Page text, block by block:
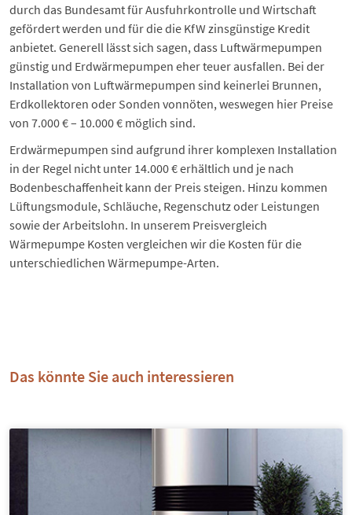
durch das Bundesamt für Ausfuhrkontrolle und Wirtschaft
gefördert werden und für die die KfW zinsgünstige Kredit
anbietet. Generell lässt sich sagen, dass Luftwärmepumpen
günstig und Erdwärmepumpen eher teuer ausfallen. Bei der
Installation von Luftwärmepumpen sind keinerlei Brunnen,
Erdkollektoren oder Sonden vonnöten, weswegen hier Preise
von 7.000 € – 10.000 € möglich sind.
Erdwärmepumpen sind aufgrund ihrer komplexen Installation
in der Regel nicht unter 14.000 € erhältlich und je nach
Bodenbeschaffenheit kann der Preis steigen. Hinzu kommen
Lüftungsmodule, Schläuche, Regenschutz oder Leistungen
sowie der Arbeitslohn. In unserem Preisvergleich
Wärmepumpe Kosten vergleichen wir die Kosten für die
unterschiedlichen Wärmepumpe-Arten.
Das könnte Sie auch interessieren